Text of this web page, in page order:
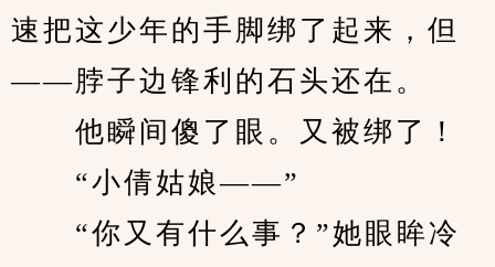
速把这少年的手脚绑了起来，但
——脖子边锋利的石头还在。
他瞬间傻了眼。又被绑了！
“小倩姑娘——”
“你又有什么事？”她眼眸冷